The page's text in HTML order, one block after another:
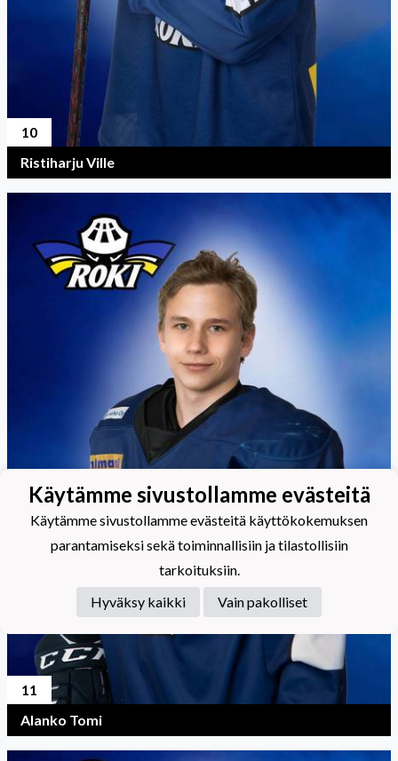
10
Ristiharju Ville
11
Alanko Tomi
Käytämme sivustollamme evästeitä
Käytämme sivustollamme evästeitä käyttökokemuksen
parantamiseksi sekä toiminnallisiin ja tilastollisiin
tarkoituksiin.
Hyväksy kaikki
Vain pakolliset